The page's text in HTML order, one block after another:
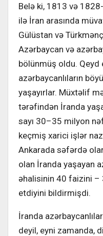
Belə ki, 1813 və
ilə İran arasında
Gülüstan və
Azərbaycan və
bölünmüş oldu.
azərbaycanlıların
yaşayırlar. Müxtəlif
tərəfindən İranda
sayı 30–35 milyon
keçmiş xarici işlər
Ankarada səfərdə
olan İranda yaşayan
əhalisinin 40 faizini
etdiyini bildirmişdi.
İranda
deyil, eyni zamanda,